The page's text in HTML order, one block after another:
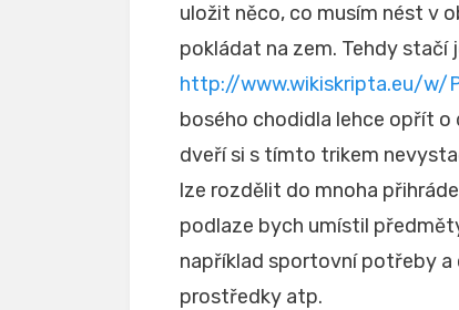
uložit něco, co musím nést v
pokládat na zem. Tehdy stačí
http://www.wikiskripta.eu/w/
bosého chodidla lehce opřít
dveří si s tímto trikem
lze rozdělit do mnoha
podlaze bych umístil
například sportovní potřeby
prostředky atp.